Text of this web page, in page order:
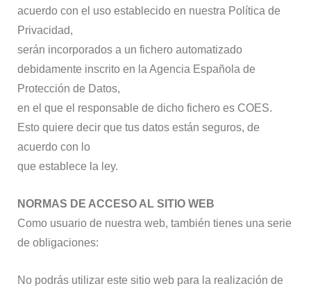
acuerdo con el uso establecido en nuestra Política de
Privacidad,
serán incorporados a un fichero automatizado
debidamente inscrito en la Agencia Española de
Protección de Datos,
en el que el responsable de dicho fichero es COES.
Esto quiere decir que tus datos están seguros, de
acuerdo con lo
que establece la ley.
NORMAS DE ACCESO AL SITIO WEB
Como usuario de nuestra web, también tienes una serie
de obligaciones:
No podrás utilizar este sitio web para la realización de